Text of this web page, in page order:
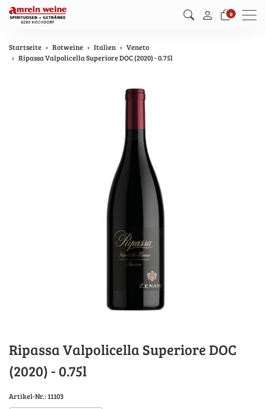
0 Menu
Startseite Rotweine Italien
Veneto
Ripassa Valpolicella Superiore DOC (2020) - 0.75l
Ripassa Valpolicella Superiore DOC
(2020) - 0.75l
Artikel-Nr.:11103